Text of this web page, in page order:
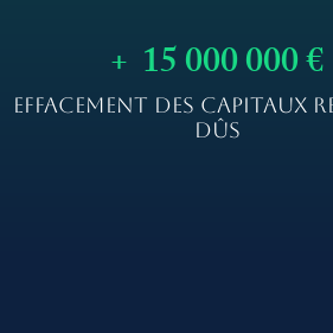
+ 15 000 000 €
EFFACEMENT DES CAPITAUX
DÛS